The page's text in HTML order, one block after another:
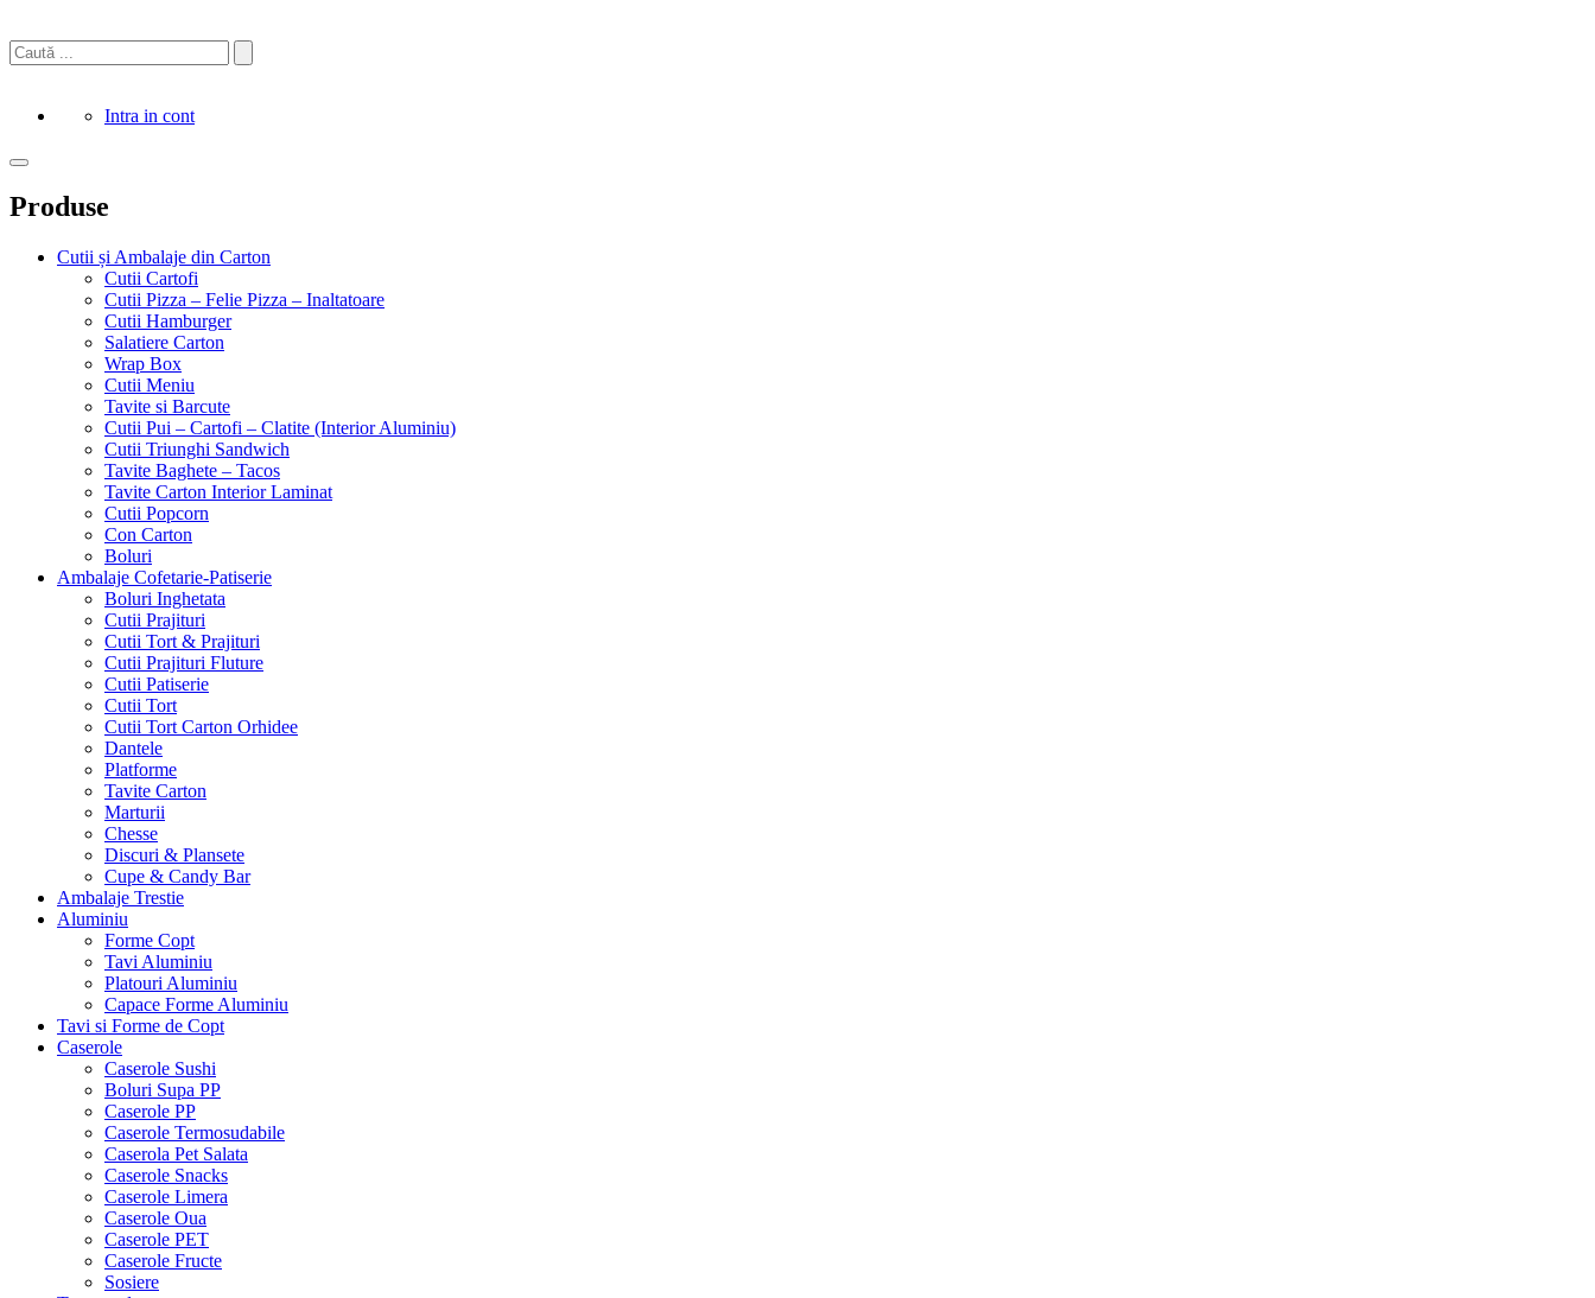
Intra in cont
Produse
Cutii și Ambalaje din Carton
Cutii Cartofi
Cutii Pizza – Felie Pizza – Inaltatoare
Cutii Hamburger
Salatiere Carton
Wrap Box
Cutii Meniu
Tavite si Barcute
Cutii Pui – Cartofi – Clatite (Interior Aluminiu)
Cutii Triunghi Sandwich
Tavite Baghete – Tacos
Tavite Carton Interior Laminat
Cutii Popcorn
Con Carton
Boluri
Ambalaje Cofetarie-Patiserie
Boluri Inghetata
Cutii Prajituri
Cutii Tort & Prajituri
Cutii Prajituri Fluture
Cutii Patiserie
Cutii Tort
Cutii Tort Carton Orhidee
Dantele
Platforme
Tavite Carton
Marturii
Chesse
Discuri & Plansete
Cupe & Candy Bar
Ambalaje Trestie
Aluminiu
Forme Copt
Tavi Aluminiu
Platouri Aluminiu
Capace Forme Aluminiu
Tavi si Forme de Copt
Caserole
Caserole Sushi
Boluri Supa PP
Caserole PP
Caserole Termosudabile
Caserola Pet Salata
Caserole Snacks
Caserole Limera
Caserole Oua
Caserole PET
Caserole Fructe
Sosiere